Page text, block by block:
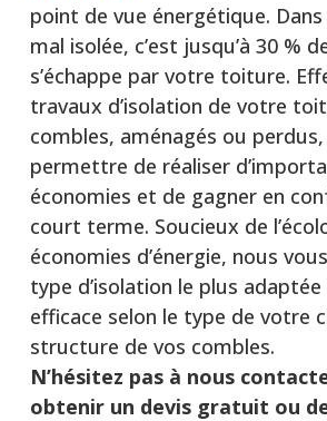
point de vue énergétique.
mal isolée, c’est jusqu’à 30 %
s’échappe par votre toiture.
travaux d’isolation de votre
combles, aménagés ou
permettre de réaliser
économies et de gagner en
court terme. Soucieux de
économies d’énergie, nous
type d’isolation le plus
efficace selon le type de votre
structure de vos combles.
N’hésitez pas à nous
obtenir un devis gratuit ou